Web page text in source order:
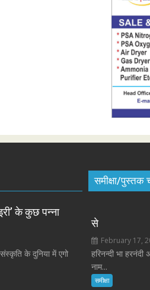
के कुछ पन्ना
के दुनिया में एगो
समीक्षा/पुस्तक
से
February 17,
हरिनन्दी भा
नाम...
समीक्षा